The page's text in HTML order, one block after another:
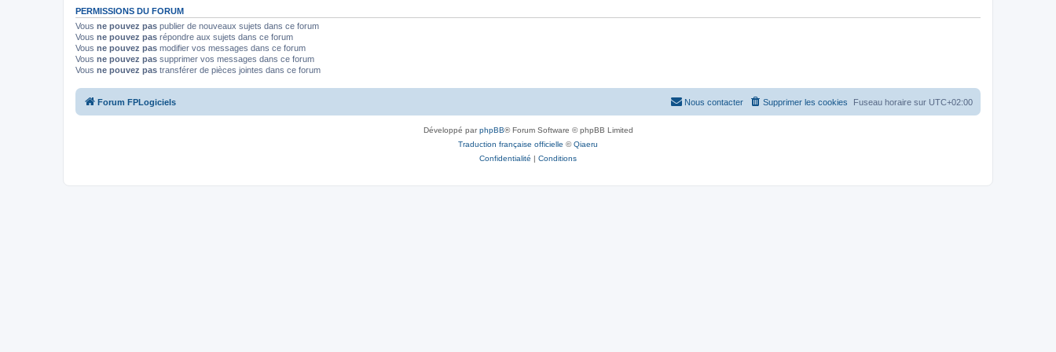
PERMISSIONS DU FORUM
Vous ne pouvez pas publier de nouveaux sujets dans ce forum
Vous ne pouvez pas répondre aux sujets dans ce forum
Vous ne pouvez pas modifier vos messages dans ce forum
Vous ne pouvez pas supprimer vos messages dans ce forum
Vous ne pouvez pas transférer de pièces jointes dans ce forum
Forum FPLogiciels Fuseau horaire sur UTC+02:00
Supprimer les cookies
Nous contacter
Développé parphpBB® Forum Software © phpBB Limited
Traduction française officielle ©Qiaeru
Confidentialité | Conditions